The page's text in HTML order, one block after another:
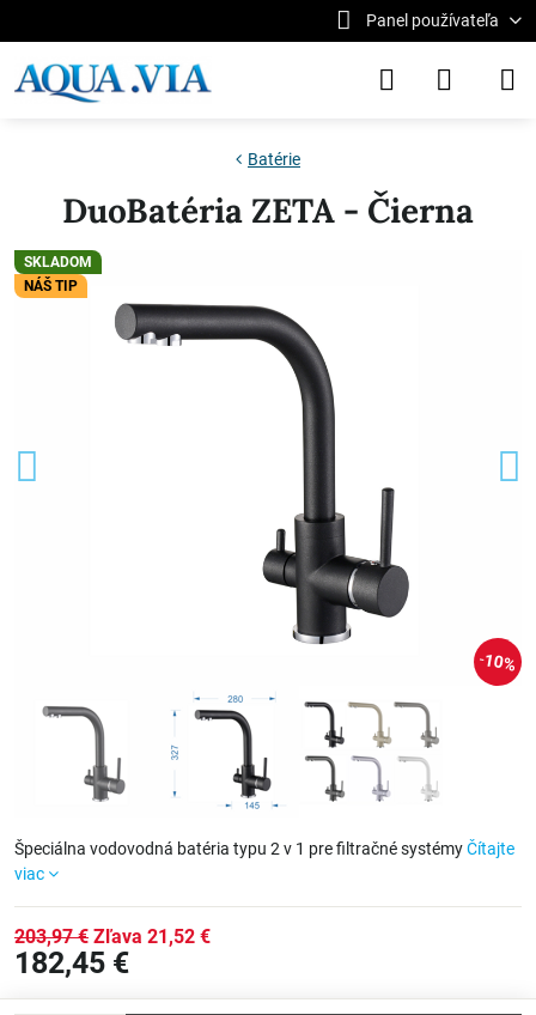
Panel používateľa
SKLADOM
NÁŠ TIP
10%
Batérie
DuoBatéria ZETA - Čierna
Špeciálna vodovodná batéria typu 2 v 1 pre filtračné systémyČítajte
viac
203,97 € Zľava 21,52 €
182,45 €